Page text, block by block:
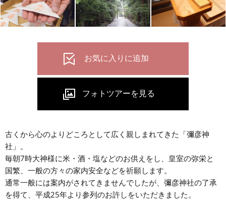
古くから心のよりどころとして広く親しまれてきた「彌彦神
社」。
毎朝7時大神様に米・酒・塩などのお供えをし、皇室の弥栄と
国繁、一般の方々の家内安全などを祈願します。
通常一般には案内がされてきませんでしたが、彌彦神社の了承
を得て、平成25年より参列のお許しをいただきました。